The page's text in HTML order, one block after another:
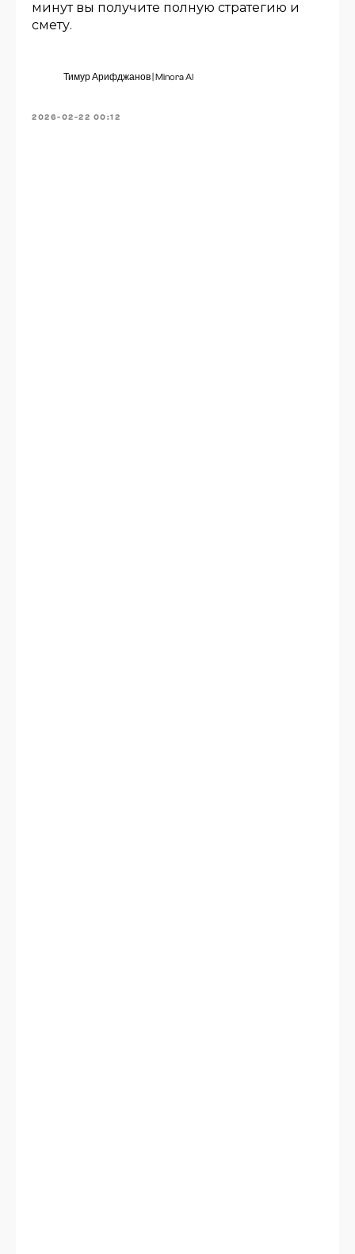
минут вы получите полную стратегию и
смету.
Тимур Арифджанов | Minora AI
2026-02-22 00:12